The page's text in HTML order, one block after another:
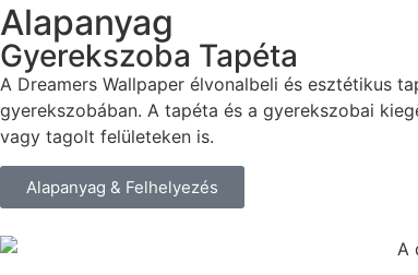
Alapanyag
Gyerekszoba Tapéta
A Dreamers Wallpaper élvonalbeli és esztétikus
gyerekszobában. A tapéta és a gyerekszobai
vagy tagolt felületeken is.
Alapanyag & Felhelyezés